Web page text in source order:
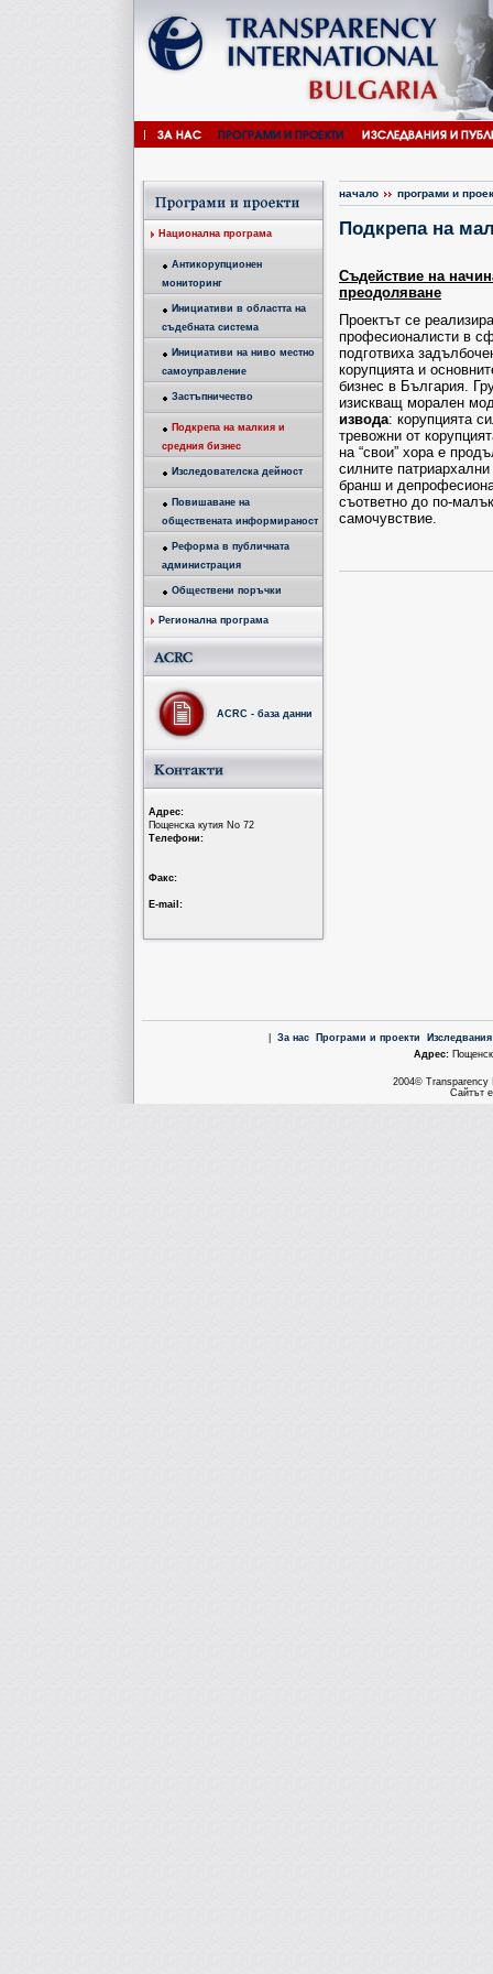
Национална програма
Антикорупционен
мониторинг
Инициативи в областта на
съдебната система
Инициативи на ниво местно
самоуправление
Застъпничество
Подкрепа на малкия и
средния бизнес
Изследователска дейност
Повишаване на
обществената информираност
Реформа в публичната
администрация
Обществени поръчки
Регионална програма
ACRC - база данни
Aдрес:
Пощенска кутия No 72
Tелефони:
Факс:
Е-mail:
начало програми и
Подкрепа на
Съдействие на
преодоляване
Проектът се
професионалисти в
подготвиха
корупцията и
бизнес в България.
изискващ морален
извода: корупцията
тревожни от
на “свои” хора е
силните
бранш и
съответно до по-
самочувствие.
За нас Програми и проекти
Aдрес:
2004© Transparency
Сайтът